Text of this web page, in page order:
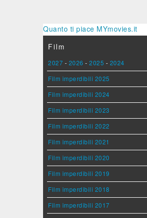
Quanto ti piace MYmovies.it
Film
2027 - 2026 - 2025 - 2024
Film imperdibili 2025
Film imperdibili 2024
Film imperdibili 2023
Film imperdibili 2022
Film imperdibili 2021
Film imperdibili 2020
Film imperdibili 2019
Film imperdibili 2018
Film imperdibili 2017